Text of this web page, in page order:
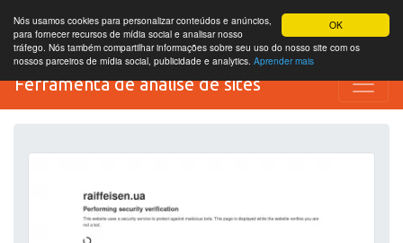
OK
Nós usamos cookies para personalizar conteúdos e anúncios,
para fornecer recursos de mídia social e analisar nosso
tráfego. Nós também compartilhar informações sobre seu uso do nosso site com os
nossos parceiros de mídia social, publicidade e analytics. Aprender mais
Ferramenta de análise de sites